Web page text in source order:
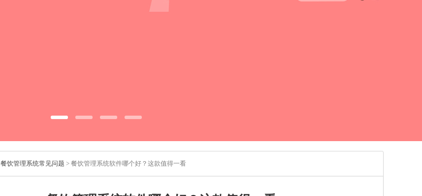
餐饮管理系统常见问题 > 餐饮管理系统软件哪个好？这款值得一看